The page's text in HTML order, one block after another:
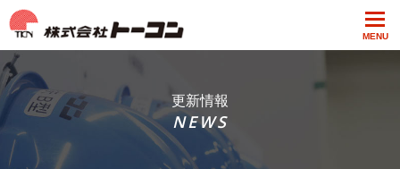
MENU
更新情報
NEWS